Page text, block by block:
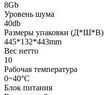
8Gb
Уровень шума
40db
Размеры упаковки (Д*Ш*В)
445*132*443mm
Вес нетто
10
Рабочая температура
0~40°C
Блок питания